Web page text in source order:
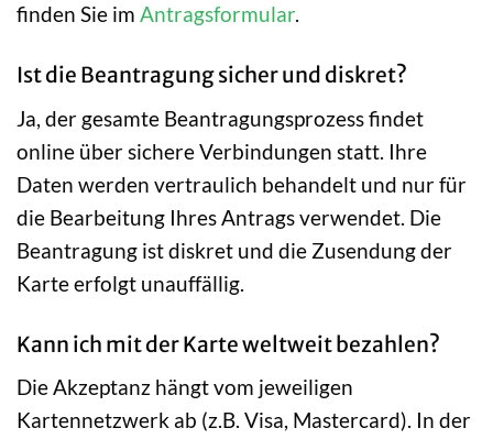
finden Sie im Antragsformular.
Ist die Beantragung sicher und diskret?
Ja, der gesamte Beantragungsprozess findet
online über sichere Verbindungen statt. Ihre
Daten werden vertraulich behandelt und nur für
die Bearbeitung Ihres Antrags verwendet. Die
Beantragung ist diskret und die Zusendung der
Karte erfolgt unauffällig.
Kann ich mit der Karte weltweit bezahlen?
Die Akzeptanz hängt vom jeweiligen
Kartennetzwerk ab (z.B. Visa, Mastercard). In der